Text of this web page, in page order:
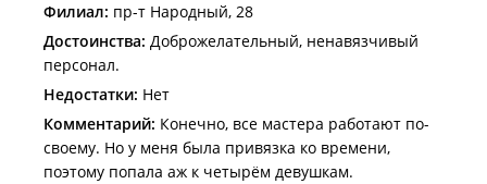
Филиал: пр-т Народный, 28
Достоинства: Доброжелательный, ненавязчивый
персонал.
Недостатки: Нет
Комментарий: Конечно, все мастера работают по-
своему. Но у меня была привязка ко времени,
поэтому попала аж к четырём девушкам.